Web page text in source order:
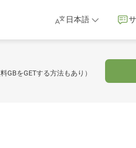
日本語
GBをGETする方法もあり）